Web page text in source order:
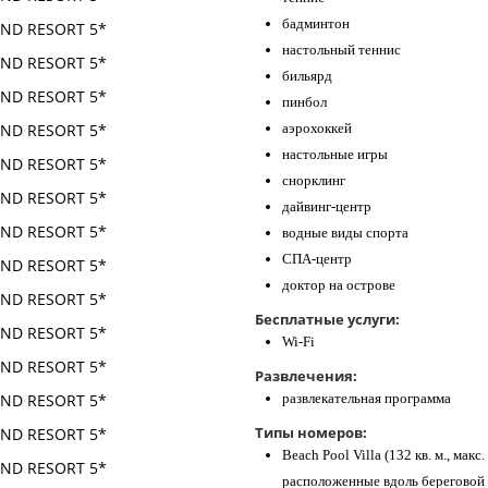
бадминтон
настольный теннис
бильярд
пинбол
аэрохоккей
настольные игры
снорклинг
дайвинг-центр
водные виды спорта
СПА-центр
доктор на острове
Бесплатные услуги:
Wi-Fi
Развлечения:
развлекательная программа
Типы номеров:
Beach Pool Villa (132 кв. м.,
расположенные вдоль